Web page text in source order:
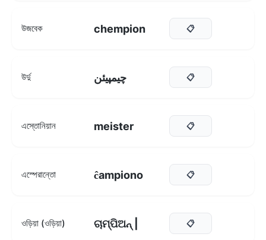
উজবেক chempion 📋
উর্দু چیمپیئن 📋
এস্তোনিয়ান meister 📋
এস্পেরান্তো ĉampiono 📋
ওড়িয়া (ওড়িয়া) ଚାମ୍ପିଅନ୍ | 📋